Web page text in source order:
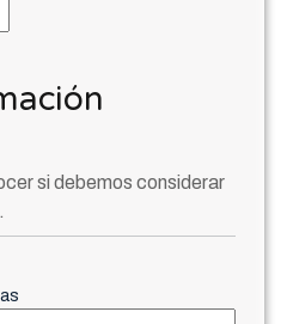
si debemos considerar